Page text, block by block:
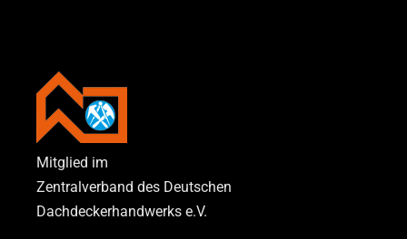
Mitglied im
Zentralverband des Deutschen
Dachdeckerhandwerks e.V.